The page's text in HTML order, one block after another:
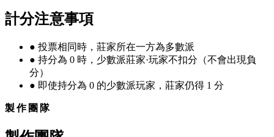
計分注意事項
● 投票相同時，莊家所在一方為多數派
● 持分為 0 時，少數派莊家·玩家不扣分（不會出現負
分）
● 即使持分為 0 的少數派玩家，莊家仍得 1 分
製作團隊